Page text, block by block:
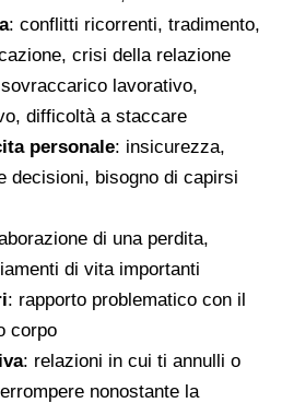
: conflitti ricorrenti, tradimento,
crisi della relazione
lavorativo,
difficoltà a staccare
personale: insicurezza,
decisioni, bisogno di capirsi
di una perdita,
di vita importanti
: rapporto problematico con il
corpo
: relazioni in cui ti annulli o
nonostante la